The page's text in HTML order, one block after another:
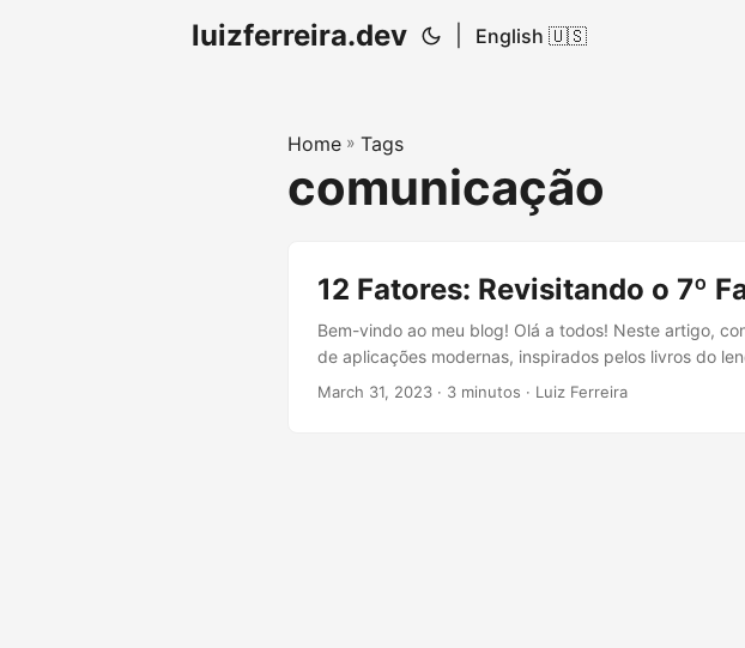
luizferreira.dev English 🇺🇸
Home » Tags
comunicação
12 Fatores: Revisitando o 7º
Bem-vindo ao meu blog! Olá a todos! Neste artigo,
de aplicações modernas, inspirados pelos livros do
se à vontade para conferir os demais fatores. Hoje,
March 31, 2023 · 3 minutos · Luiz Ferreira